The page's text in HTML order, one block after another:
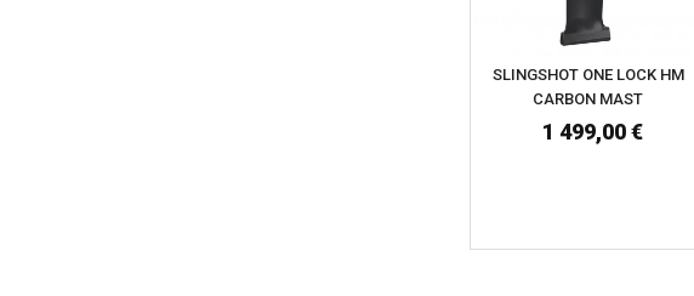
SLINGSHOT ONE LOCK HM
CARBON MAST
1 499,00 €